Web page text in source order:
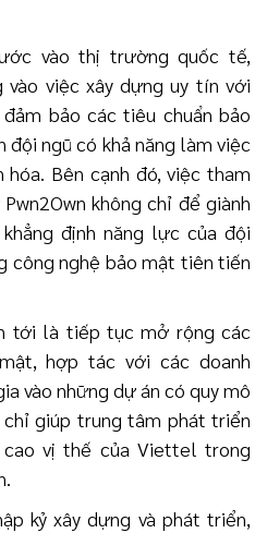
vào thị trường quốc tế,
việc xây dựng uy tín với
bảo các tiêu chuẩn bảo
ngũ có khả năng làm việc
Bên cạnh đó, việc tham
không chỉ để giành
định năng lực của đội
công nghệ bảo mật tiên tiến
tới là tiếp tục mở rộng các
hợp tác với các doanh
vào những dự án có quy mô
giúp trung tâm phát triển
cao vị thế của Viettel trong
kỷ xây dựng và phát triển,